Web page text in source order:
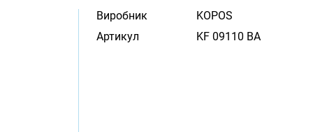
Виробник
KOPOS
Артикул
KF 09110 BA